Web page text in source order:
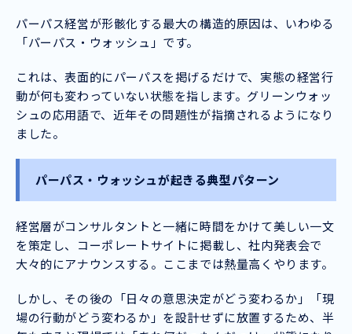
パーパス経営が形骸化する最大の構造的原因は、いわゆる
「パーパス・ウォッシュ」です。
これは、表面的にパーパスを掲げるだけで、実態の経営行
動が何も変わっていない状態を指します。グリーンウォッ
シュの応用語で、近年その問題性が指摘されるようになり
ました。
パーパス・ウォッシュが起きる典型パターン
経営層がコンサルタントと一緒に時間をかけて美しい一文
を策定し、コーポレートサイトに掲載し、社内発表会で
大々的にアナウンスする。ここまでは熱量高くやります。
しかし、その後の「日々の意思決定がどう変わるか」「現
場の行動がどう変わるか」を設計せずに放置するため、半